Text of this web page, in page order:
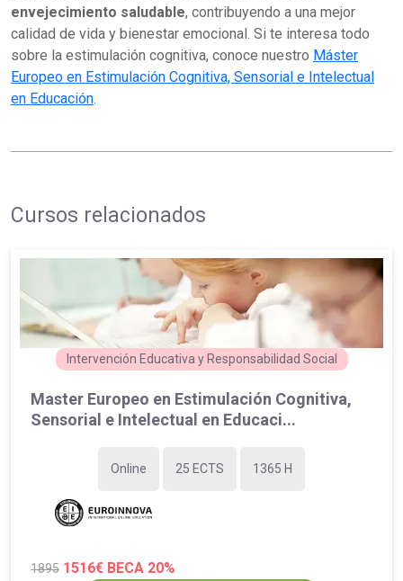
envejecimiento saludable, contribuyendo a una mejor
calidad de vida y bienestar emocional. Si te interesa todo
sobre la estimulación cognitiva, conoce nuestro Máster
Europeo en Estimulación Cognitiva, Sensorial e Intelectual
en Educación
Cursos relacionados
Intervención Educativa y Responsabilidad Social
Master Europeo en Estimulación Cognitiva,
Sensorial e Intelectual en Educaci...
Online 25 ECTS 1365 H
1895 1516€ BECA 20%